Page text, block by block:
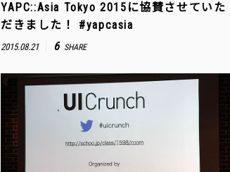
YAPC::Asia Tokyo 2015に協賛させていた
だきました！ #yapcasia
2015.08.21 6 SHARE